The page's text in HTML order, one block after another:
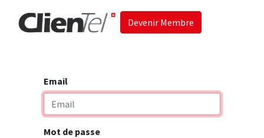
Devenir Membre
Email
Mot de passe